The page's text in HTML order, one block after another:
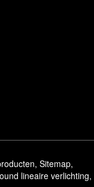
, Sitemap,
lineaire verlichting,